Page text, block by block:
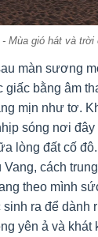
Mùa gió hát và
màn sương
giấc bằng âm
mịn như tơ.
sóng nơi
lòng đất cố
cách
theo mình
ra để dành
yên ả và khát